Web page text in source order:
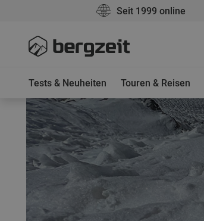
Seit 1999 online
Tests & Neuheiten Touren & Reisen